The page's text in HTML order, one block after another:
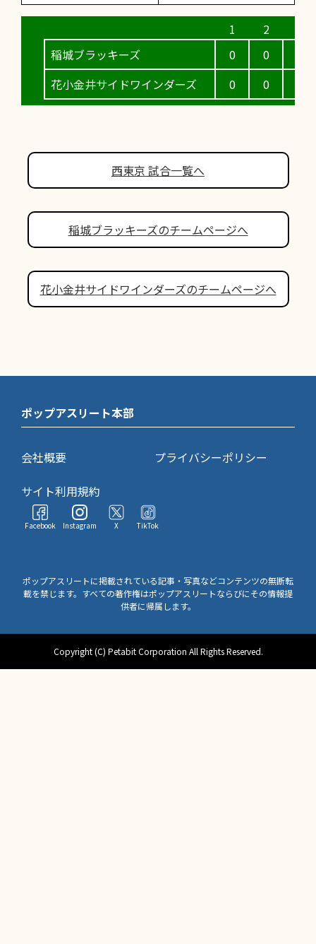
稲城ブラッキーズ
花小金井サイドワインダーズ
0
0
0
0
西東京 試合一覧へ
稲城ブラッキーズのチームページへ
花小金井サイドワインダーズのチームページへ
ポップアスリート本部
会社概要
プライバシーポリシー
サイト利用規約
Facebook Instagram X TikTok
ポップアスリートに掲載されている記事・写真などコンテンツの無断転
載を禁じます。すべての著作権はポップアスリートならびにその情報提
供者に帰属します。
Copyright (C) Petabit Corporation All Rights Reserved.